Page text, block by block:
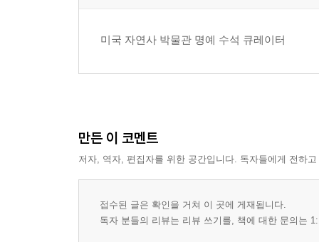
3. 한국에서 시작된 평화봉사단 업무와 한국문화와
8. 인류학 연구와 학술적 결실에 대하여
미국 자연사 박물관 명예 수석 큐레이터
만든 이 코멘트
저자, 역자, 편집자를 위한 공간입니다. 독자들에게 전하
접수된 글은 확인을 거쳐 이 곳에 게재됩니다.
독자 분들의 리뷰는 리뷰 쓰기를, 책에 대한 문의는